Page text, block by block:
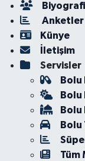
Biyografi
Anketler
Künye
İletişim
Servisler
Bolu
Bolu
Bolu
Tüm